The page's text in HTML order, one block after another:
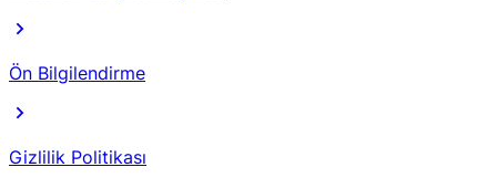
Ön Bilgilendirme
Gizlilik Politikası